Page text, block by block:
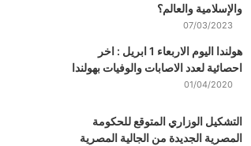
والإسلامية والعالم؟
07/03/2023
هولندا اليوم الاربعاء 1 ابريل : اخر
احصائية لعدد الاصابات والوفيات بهولندا
01/04/2020
التشكيل الوزاري المتوقع للحكومة
المصرية الجديدة من الجالية المصرية